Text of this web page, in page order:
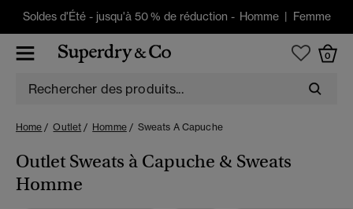
Soldes d'Été -jusqu'à 50 % de réduction - Homme| Femme
0
Home Outlet Homme Sweats A Capuche
Outlet Sweats à Capuche & Sweats
Homme